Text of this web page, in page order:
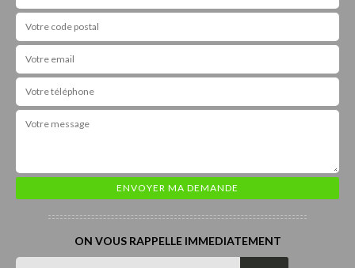
ON VOUS RAPPELLE IMMEDIATEMENT